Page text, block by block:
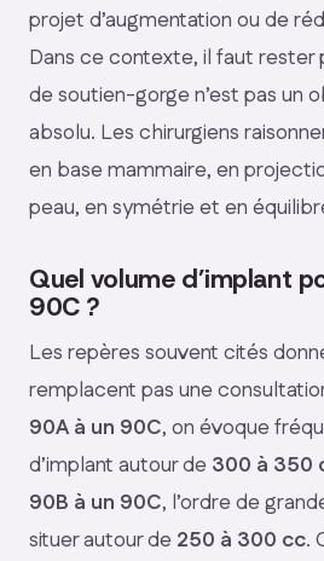
projet d’augmentation ou de
Dans ce contexte, il faut rester
de soutien-gorge n’est pas un
absolu. Les chirurgiens
en base mammaire, en
peau, en symétrie et en
Quel volume d’implant
90C ?
Les repères souvent cités
remplacent pas une
90A à un 90C, on évoque
d’implant autour de 300 à 350
90B à un 90C, l’ordre de
situer autour de 250 à 300 cc.